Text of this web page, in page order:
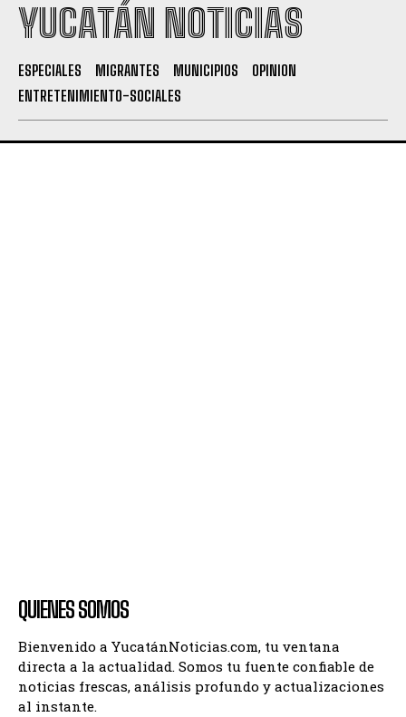
YUCATÁN NOTICIAS
ESPECIALES MIGRANTES MUNICIPIOS
OPINION
ENTRETENIMIENTO-SOCIALES
QUIENES SOMOS
Bienvenido a YucatánNoticias.com, tu ventana
directa a la actualidad. Somos tu fuente confiable de
noticias frescas, análisis profundo y actualizaciones
al instante.